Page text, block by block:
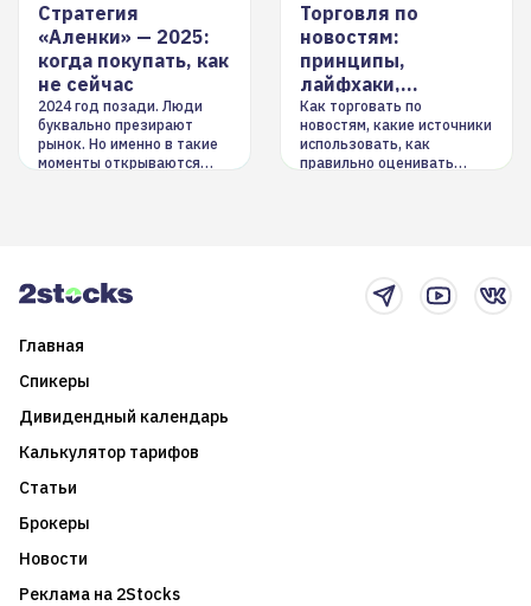
Стратегия
«Аленки» — 2025:
когда покупать, как
не сейчас
2024 год позади. Люди
буквально презирают
рынок. Но именно в такие
моменты открываются
Торговля по
новостям:
принципы,
лайфхаки,
инструменты
Как торговать по
новостям, какие источники
использовать, как
правильно оценивать
Главная
Спикеры
Дивидендный календарь
Калькулятор тарифов
Статьи
Брокеры
Новости
Реклама на 2Stocks